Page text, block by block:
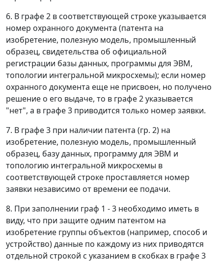
6. В графе 2 в соответствующей строке указывается
номер охранного документа (патента на
изобретение, полезную модель, промышленный
образец, свидетельства об официальной
регистрации базы данных, программы для ЭВМ,
топологии интегральной микросхемы); если номер
охранного документа еще не присвоен, но получено
решение о его выдаче, то в графе 2 указывается
"нет", а в графе 3 приводится только номер заявки.
7. В графе 3 при наличии патента (гр. 2) на
изобретение, полезную модель, промышленный
образец, базу данных, программу для ЭВМ и
топологию интегральной микросхемы в
соответствующей строке проставляется номер
заявки независимо от времени ее подачи.
8. При заполнении граф 1 - 3 необходимо иметь в
виду, что при защите одним патентом на
изобретение группы объектов (например, способ и
устройство) данные по каждому из них приводятся
отдельной строкой с указанием в скобках в графе 3